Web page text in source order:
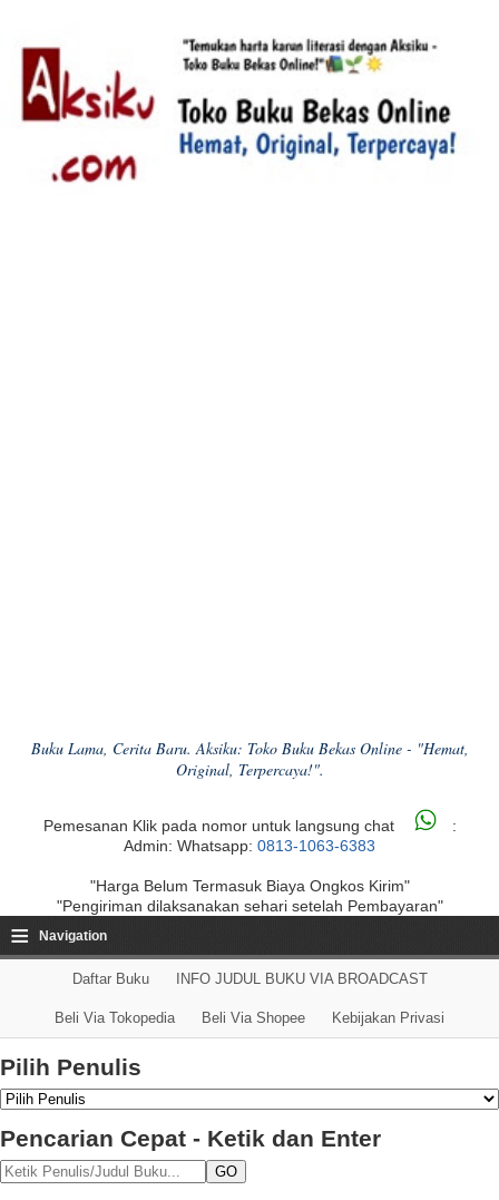
Buku Lama, Cerita Baru. Aksiku: Toko Buku Bekas Online - "Hemat,
Original, Terpercaya!".
Pemesanan Klik pada nomor untuk langsung chat
:
Admin: Whatsapp: 0813-1063-6383
"Harga Belum Termasuk Biaya Ongkos Kirim"
"Pengiriman dilaksanakan sehari setelah Pembayaran"
≡ Navigation
Daftar Buku INFO JUDUL BUKU VIA BROADCAST
Beli Via Tokopedia Beli Via Shopee Kebijakan Privasi
Pilih Penulis
Pencarian Cepat - Ketik dan Enter
GO